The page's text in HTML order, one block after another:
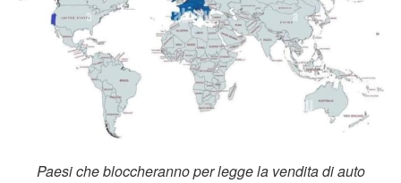
Paesi che bloccheranno per legge la vendita di auto